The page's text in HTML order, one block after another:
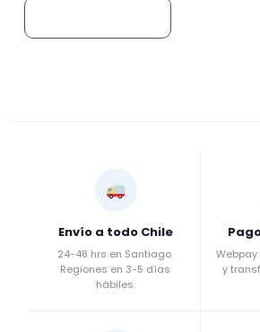
Envío a todo Chile
24-48 hrs en Santiago.
Regiones en 3-5 días
hábiles.
Webpay
y